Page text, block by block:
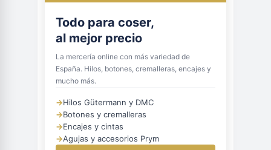
Todo para coser,
al mejor precio
La mercería online con más variedad de
España. Hilos, botones, cremalleras, encajes y
mucho más.
→Hilos Gütermann y DMC
→Botones y cremalleras
→Encajes y cintas
→Agujas y accesorios Prym